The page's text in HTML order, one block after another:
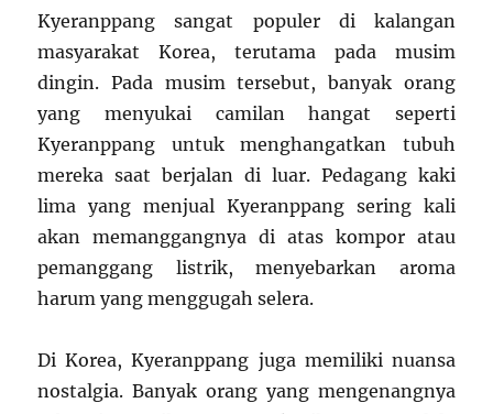
Kyeranppang sangat populer di kalangan
masyarakat Korea, terutama pada musim
dingin. Pada musim tersebut, banyak orang
yang menyukai camilan hangat seperti
Kyeranppang untuk menghangatkan tubuh
mereka saat berjalan di luar. Pedagang kaki
lima yang menjual Kyeranppang sering kali
akan memanggangnya di atas kompor atau
pemanggang listrik, menyebarkan aroma
harum yang menggugah selera.
Di Korea, Kyeranppang juga memiliki nuansa
nostalgia. Banyak orang yang mengenangnya